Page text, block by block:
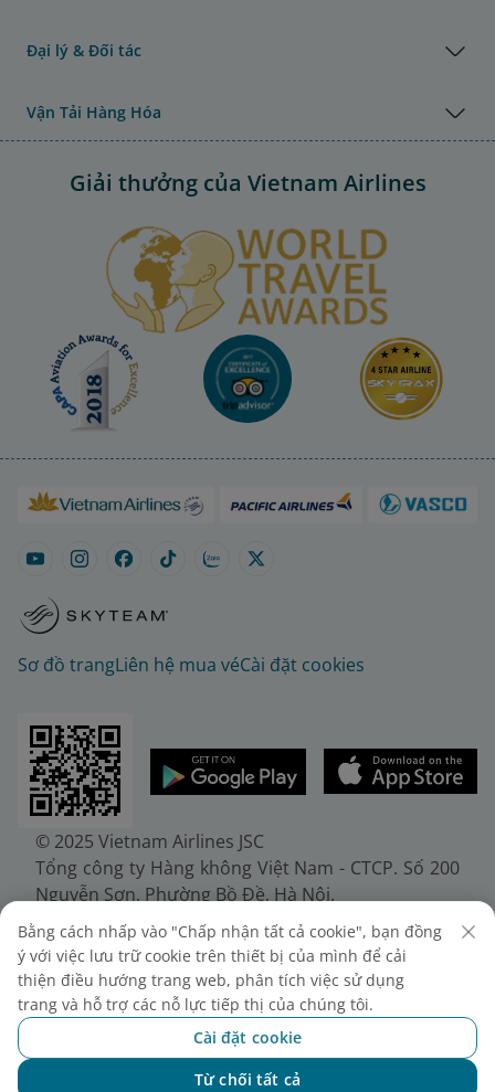
Đại lý & Đối tác
Vận Tải Hàng Hóa
Giải thưởng của Vietnam Airlines
Sơ đồ trangLiên hệ mua véCài đặt cookies
© 2025 Vietnam Airlines JSC
Tổng công ty Hàng không Việt Nam - CTCP. Số 200
Nguyễn Sơn, Phường Bồ Đề, Hà Nội.
Điện thoại: (+84-24) 38272289. Fax: (+84-24)
38722375
Giấy chứng nhận đăng ký doanh nghiệp, mã số
doanh nghiệp 0100107518, đăng ký lần đầu ngày
30/6/2010, đăng ký thay đổi lần thứ 10 ngày
24/7/2025, cấp bởi Sở Tài chính Thành phố Hà Nội.
Bằng cách nhấp vào "Chấp nhận tất cả cookie", bạn đồng
ý với việc lưu trữ cookie trên thiết bị của mình để cải
thiện điều hướng trang web, phân tích việc sử dụng
trang và hỗ trợ các nỗ lực tiếp thị của chúng tôi.
Cài đặt cookie
Từ chối tất cả